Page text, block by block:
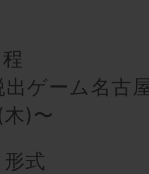
出ゲーム名古
)〜
式